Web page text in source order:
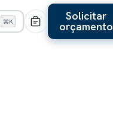
⌘K Solicitar
orçamento